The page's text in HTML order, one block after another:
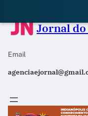
Jornal
Email